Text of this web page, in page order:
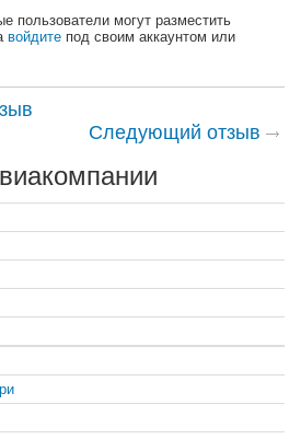
пользователи могут разместить
войдите под своим аккаунтом или
Следующий отзыв